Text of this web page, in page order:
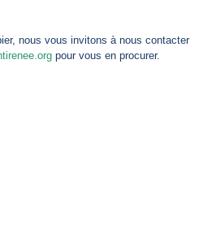
nous vous invitons à nous contacter
pour vous en procurer.